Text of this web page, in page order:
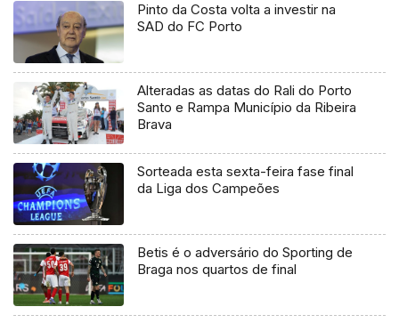
Pinto da Costa volta a investir na
SAD do FC Porto
Alteradas as datas do Rali do Porto
Santo e Rampa Município da Ribeira
Brava
Sorteada esta sexta-feira fase final
da Liga dos Campeões
Betis é o adversário do Sporting de
Braga nos quartos de final